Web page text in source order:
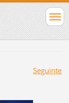
Seguinte